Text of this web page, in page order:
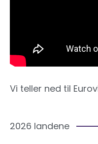
Vi teller ned til
2026 landene